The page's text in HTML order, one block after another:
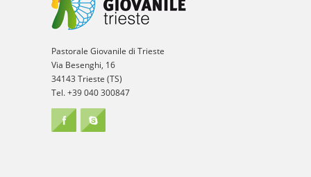
Pastorale Giovanile di Trieste
Via Besenghi, 16
34143 Trieste (TS)
Tel. +39 040 300847